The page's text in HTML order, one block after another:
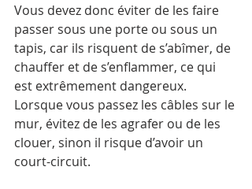
Vous devez donc éviter de les faire
passer sous une porte ou sous un
tapis, car ils risquent de s’abîmer, de
chauffer et de s’enflammer, ce qui
est extrêmement dangereux.
Lorsque vous passez les câbles sur le
mur, évitez de les agrafer ou de les
clouer, sinon il risque d’avoir un
court-circuit.